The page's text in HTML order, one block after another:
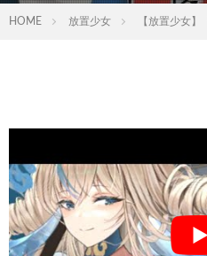
HOME 放置少女 【放置少女